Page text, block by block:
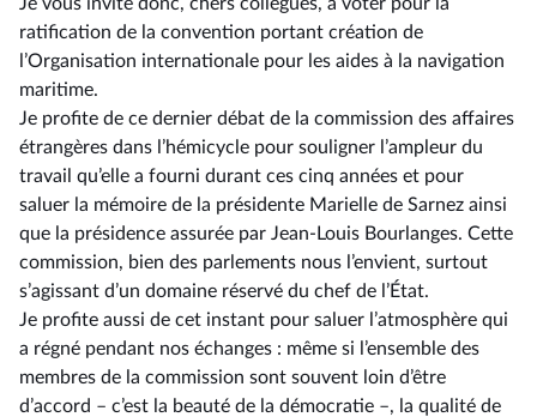
ratification de la convention portant création de
l’Organisation internationale pour les aides à la navigation
maritime.
Je profite de ce dernier débat de la commission des affaires
étrangères dans l’hémicycle pour souligner l’ampleur du
travail qu’elle a fourni durant ces cinq années et pour
saluer la mémoire de la présidente Marielle de Sarnez ainsi
que la présidence assurée par Jean-Louis Bourlanges. Cette
commission, bien des parlements nous l’envient, surtout
s’agissant d’un domaine réservé du chef de l’État.
Je profite aussi de cet instant pour saluer l’atmosphère qui
a régné pendant nos échanges : même si l’ensemble des
membres de la commission sont souvent loin d’être
d’accord –⁠ c’est la beauté de la démocratie –, la qualité de